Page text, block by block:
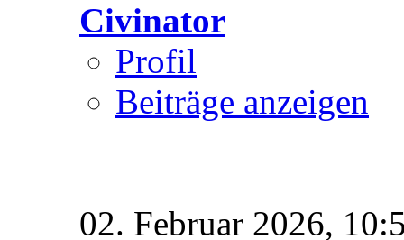
Civinator
Profil
Beiträge anzeigen
02. Februar 2026,